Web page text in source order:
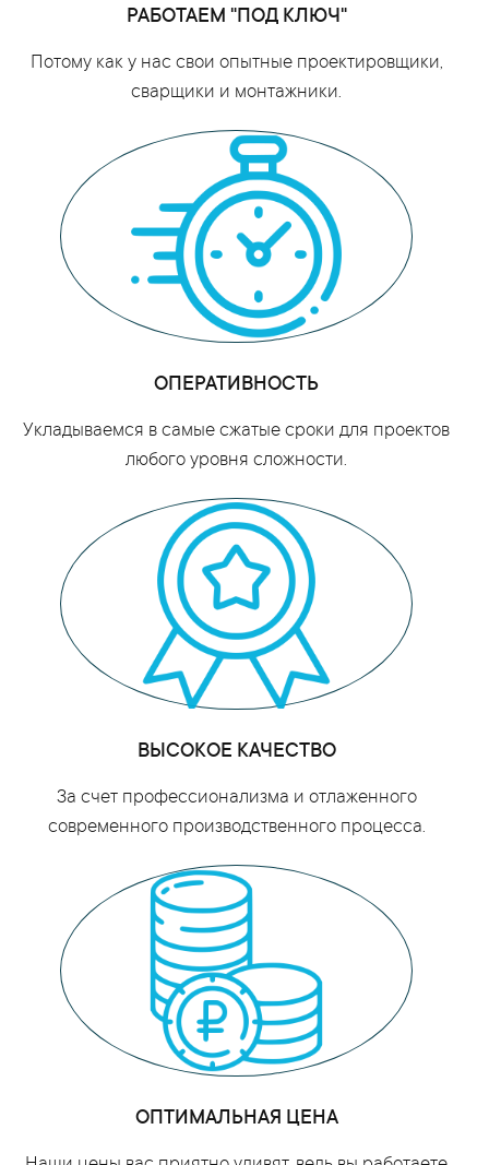
РАБОТАЕМ "ПОД КЛЮЧ"
Потому как у нас свои опытные проектировщики,
сварщики и монтажники.
ОПЕРАТИВНОСТЬ
Укладываемся в самые сжатые сроки для проектов
любого уровня сложности.
ВЫСОКОЕ КАЧЕСТВО
За счет профессионализма и отлаженного
современного производственного процесса.
ОПТИМАЛЬНАЯ ЦЕНА